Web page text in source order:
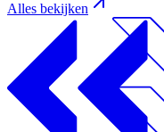
Alles bekijken